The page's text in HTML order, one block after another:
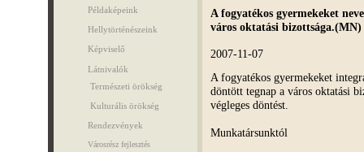
Példaképeink
Hellytörténészeink
Képviselő
Látnivalók
Természeti örökség
Kulturális örökség
Rendezvények
Városrész fejlesztés
A fogyatékos gyermekeket
város oktatási bizottsága.(MN)
2007-11-07
A fogyatékos gyermekeket
döntött tegnap a város oktatási
végleges döntést.
Munkatársunktól